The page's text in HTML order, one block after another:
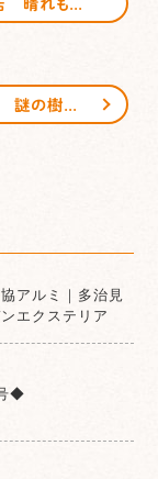
アルミ｜多治見
エクステリア
◆